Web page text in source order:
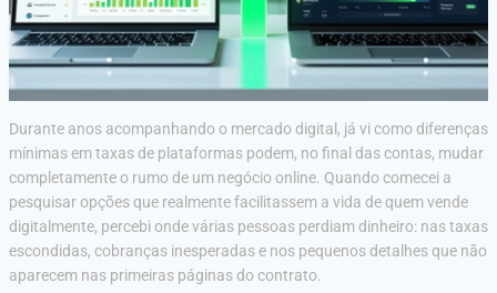
Durante anos acompanhando o mercado digital, já vi como diferenças
mínimas em taxas de plataformas podem, no final das contas, mudar
completamente o rumo de um negócio online. Quando comecei a
pesquisar opções que realmente facilitassem a vida de quem vende
digitalmente, percebi onde várias pessoas perdiam dinheiro: nas taxas
escondidas, cobranças inesperadas e nos pequenos detalhes que não
aparecem nas primeiras páginas do contrato.